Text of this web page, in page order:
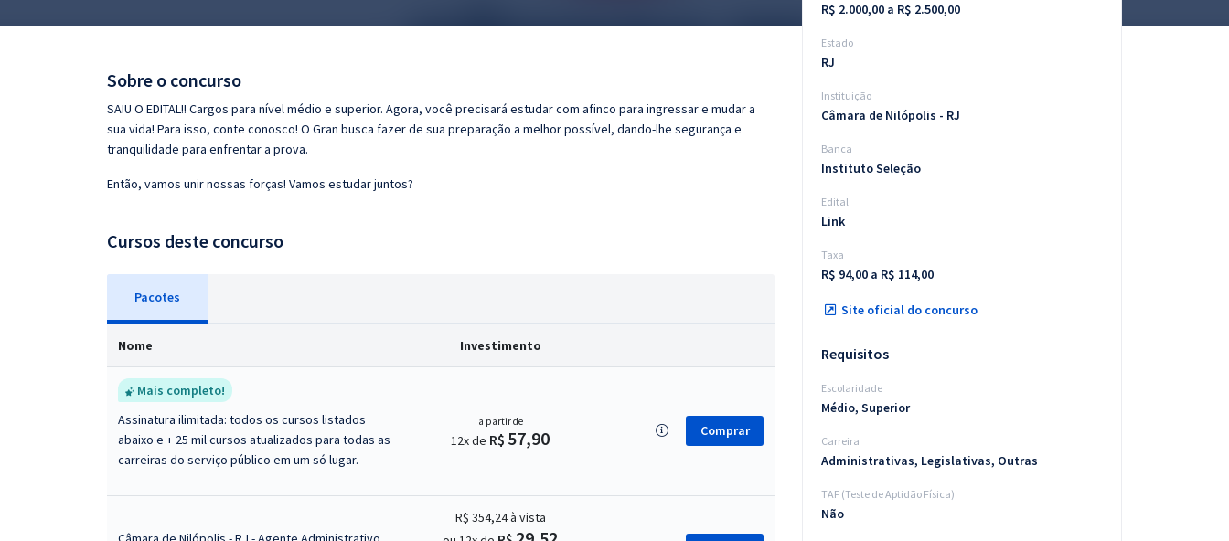
Questões grátis
Sobre o concurso
SAIU O EDITAL!! Cargos para nível médio e superior. Agora, você precisará estudar com afinco para ingressar e mudar a
sua vida! Para isso, conte conosco! O Gran busca fazer de sua preparação a melhor possível, dando-lhe segurança e
tranquilidade para enfrentar a prova.
Então, vamos unir nossas forças! Vamos estudar juntos?
Cursos deste concurso
Pacotes
Nome Investimento
Mais completo!
Assinatura ilimitada: todos os cursos listados
abaixo e + 25 mil cursos atualizados para todas as
carreiras do serviço público em um só lugar.
a partir de
12x de R$ 57,90 Comprar
R$ 354,24à vista
R$ 2.000,00 a R$ 2.500,00
Estado
RJ
Instituição
Câmara de Nilópolis - RJ
Banca
Instituto Seleção
Edital
Link
Taxa
R$ 94,00 a R$ 114,00
Site oficial do concurso
Requisitos
Escolaridade
Médio, Superior
Carreira
Administrativas, Legislativas, Outras
TAF (Teste de Aptidão Física)
Não